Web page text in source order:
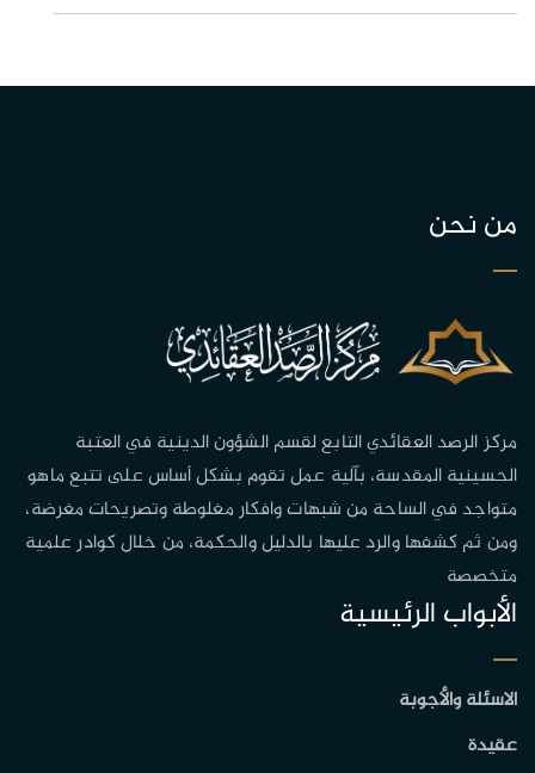
من نحن
مركز الرصد العقائدي التابع لقسم الشؤون الدينية في العتبة
الحسينية المقدسة، بآلية عمل تقوم بشكل أساس على تتبع ماهو
متواجد في الساحة من شبهات وافكار مغلوطة وتصريحات مغرضة،
ومن ثم كشفها والرد عليها بالدليل والحكمة، من خلال كوادر علمية
متخصصة
الأبواب الرئيسية
الاسئلة والأجوبة
عقيدة